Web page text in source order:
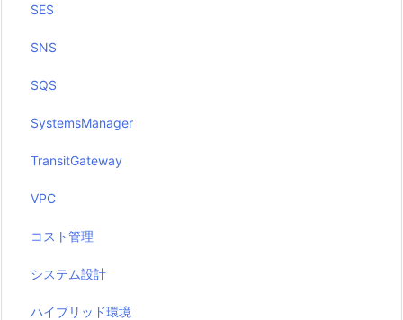
SES
SNS
SQS
SystemsManager
TransitGateway
VPC
コスト管理
システム設計
ハイブリッド環境